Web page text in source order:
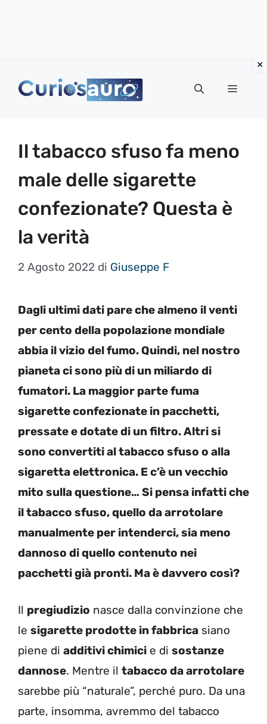
Menu
Il tabacco sfuso fa meno
male delle sigarette
confezionate? Questa è
la verità
2 Agosto 2022 di Giuseppe F
Dagli ultimi dati pare che almeno il venti
per cento della popolazione mondiale
abbia il vizio del fumo. Quindi, nel nostro
pianeta ci sono più di un miliardo di
fumatori. La maggior parte fuma
sigarette confezionate in pacchetti,
pressate e dotate di un filtro. Altri si
sono convertiti al tabacco sfuso o alla
sigaretta elettronica. E c’è un vecchio
mito sulla questione… Si pensa infatti che
il tabacco sfuso, quello da arrotolare
manualmente per intenderci, sia meno
dannoso di quello contenuto nei
pacchetti già pronti. Ma è davvero così?
Il pregiudizio nasce dalla convinzione che
le sigarette prodotte in fabbrica siano
piene di additivi chimici e di sostanze
dannose. Mentre il tabacco da arrotolare
sarebbe più “naturale”, perché puro. Da una
parte, insomma, avremmo del tabacco